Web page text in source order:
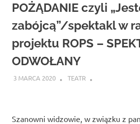
zaprasza
widzów
spektakle,
pokazy
filmów.
POŻĄDANIE czyli
zabójcą”/spektakl w
projektu ROPS –
ODWOŁANY
3 MARCA 2020 TEATR
Szanowni widzowie, w związku z